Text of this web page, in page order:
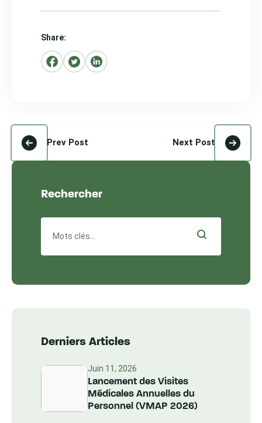
Share:
Prev Post Next Post
Rechercher
Derniers Articles
Juin 11, 2026
Lancement des Visites
Médicales Annuelles du
Personnel (VMAP 2026)